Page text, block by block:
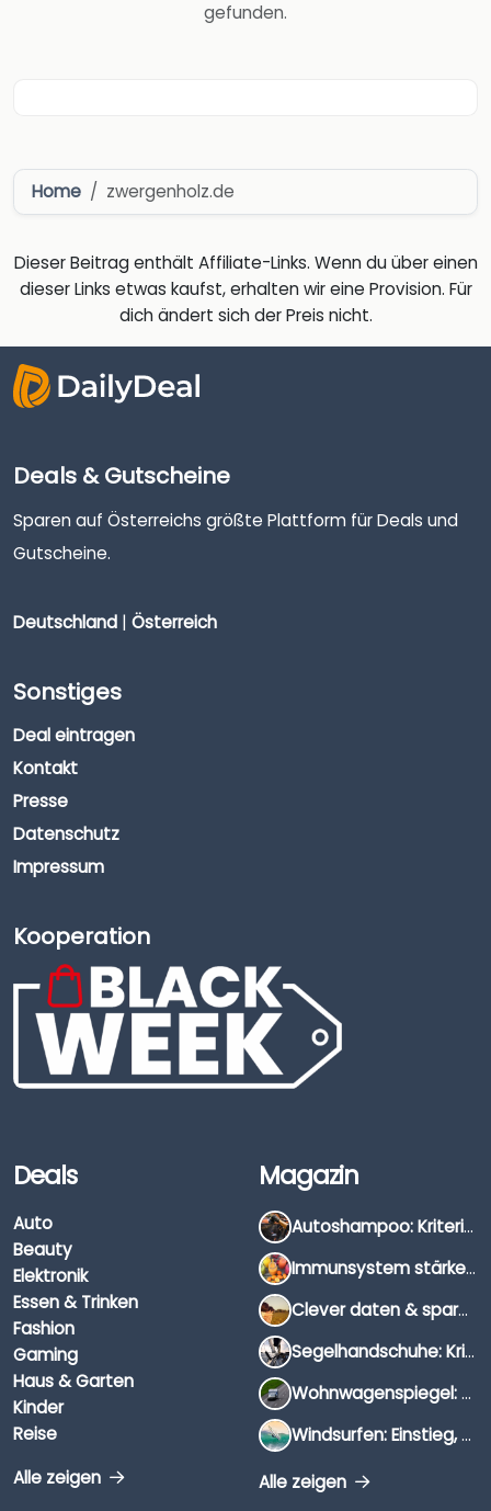
gefunden.
Home zwergenholz.de
Dieser Beitrag enthält Affiliate-Links. Wenn du über einen
dieser Links etwas kaufst, erhalten wir eine Provision. Für
dich ändert sich der Preis nicht.
Deals & Gutscheine
Sparen auf Österreichs größte Plattform für Deals und
Gutscheine.
Deutschland | Österreich
Sonstiges
Deal eintragen
Kontakt
Presse
Datenschutz
Impressum
Kooperation
Deals
Auto
Beauty
Elektronik
Essen & Trinken
Fashion
Gaming
Haus & Garten
Kinder
Reise
Alle zeigen
Magazin
Autoshampoo: Kriterien, Unterschiede & Anwendung
Immunsystem stärken: Hausmittel, Vitamine & Wissenswertes
Clever daten & sparen: So findest du die besten Deals für Dates und Unternehmungen
Segelhandschuhe: Kriterien, Materialien & Tipps
Wohnwagenspiegel: Auswahl, Preise & Montage
Windsurfen: Einstieg, Ausrüstung & Tipps
Alle zeigen